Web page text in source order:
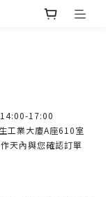
17:00
工業大廈A座610室
天內與您確認訂單